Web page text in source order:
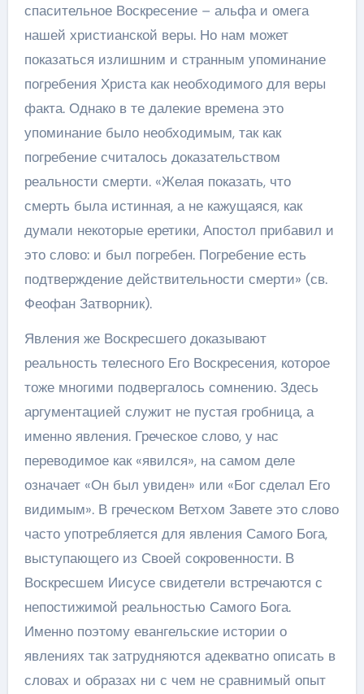
спасительное Воскресение – альфа и омега
нашей христианской веры. Но нам может
показаться излишним и странным упоминание
погребения Христа как необходимого для веры
факта. Однако в те далекие времена это
упоминание было необходимым, так как
погребение считалось доказательством
реальности смерти. «Желая показать, что
смерть была истинная, а не кажущаяся, как
думали некоторые еретики, Апостол прибавил и
это слово: и был погребен. Погребение есть
подтверждение действительности смерти» (св.
Феофан Затворник).
Явления же Воскресшего доказывают
реальность телесного Его Воскресения, которое
тоже многими подвергалось сомнению. Здесь
аргументацией служит не пустая гробница, а
именно явления. Греческое слово, у нас
переводимое как «явился», на самом деле
означает «Он был увиден» или «Бог сделал Его
видимым». В греческом Ветхом Завете это слово
часто употребляется для явления Самого Бога,
выступающего из Своей сокровенности. В
Воскресшем Иисусе свидетели встречаются с
непостижимой реальностью Самого Бога.
Именно поэтому евангельские истории о
явлениях так затрудняются адекватно описать в
словах и образах ни с чем не сравнимый опыт